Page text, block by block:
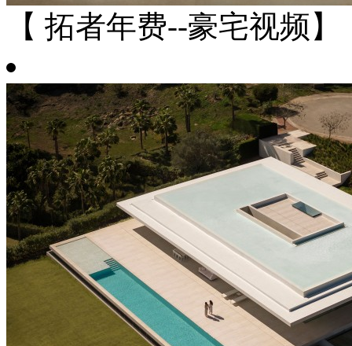
【 拓者年费--豪宅视频】